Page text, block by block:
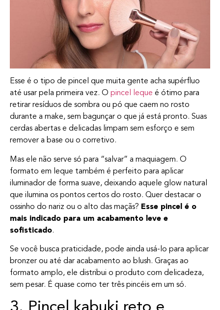
Esse é o tipo de pincel que muita gente acha supérfluo
até usar pela primeira vez. O pincel leque é ótimo para
retirar resíduos de sombra ou pó que caem no rosto
durante a make, sem bagunçar o que já está pronto. Suas
cerdas abertas e delicadas limpam sem esforço e sem
remover a base ou o corretivo.
Mas ele não serve só para “salvar” a maquiagem. O
formato em leque também é perfeito para aplicar
iluminador de forma suave, deixando aquele glow natural
que ilumina os pontos certos do rosto. Quer destacar o
ossinho do nariz ou o alto das maçãs? Esse pincel é o
mais indicado para um acabamento leve e
sofisticado.
Se você busca praticidade, pode ainda usá-lo para aplicar
bronzer ou até dar acabamento ao blush. Graças ao
formato amplo, ele distribui o produto com delicadeza,
sem pesar. É quase como ter três pincéis em um só.